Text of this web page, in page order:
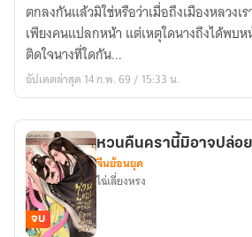
ตั้งใจ
ทำให้
ท่าน
คลั่ง
ตกลงกันแล้วมิใช่หรือว่าเมื่อถึงเมืองหลวงเ
เพียงคนแปลกหน้า แต่เหตุใดนางถึงได้พบห
ติดใจนางที่ใดกัน...
อัปเดตล่าสุด 14 ก.พ. 69 / 15:33 น.
จบ
หวนคืนครานี้มิอาจปล่อ
จีนย้อนยุค
ไฉ่เลี่ยงหรง